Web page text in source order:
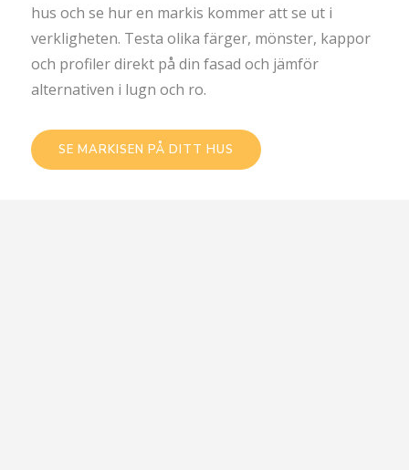
hus och se hur en markis kommer att se ut i
verkligheten. Testa olika färger, mönster, kappor
och profiler direkt på din fasad och jämför
alternativen i lugn och ro.
SE MARKISEN PÅ DITT HUS